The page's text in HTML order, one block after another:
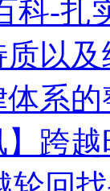
科-扎
以
系
】跨